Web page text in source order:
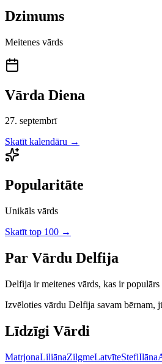
Dzimums
Meitenes vārds
Vārda Diena
27. septembrī
Skatīt kalendāru →
Popularitāte
Unikāls vārds
Skatīt top 100 →
Par Vārdu Delfija
Delfija irmeitenes vārds, kas ir
Izvēloties vārdu Delfija savam bērnam,
Līdzīgi Vārdi
MatrjonaLiliānaZilgmeLatvīteStefiIlāna